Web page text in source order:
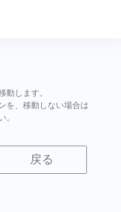
動します。
を、移動しない場合は
戻る